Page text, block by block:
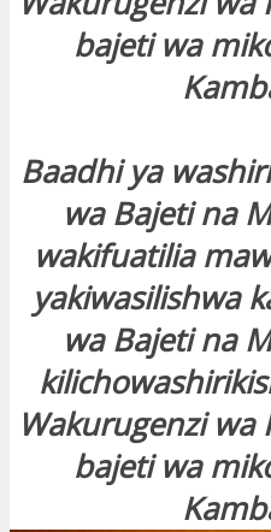
bajeti wa
Baadhi ya
wa Bajeti na
wakifuatilia
yakiwasilishwa
wa Bajeti na
Wakurugenzi
bajeti wa